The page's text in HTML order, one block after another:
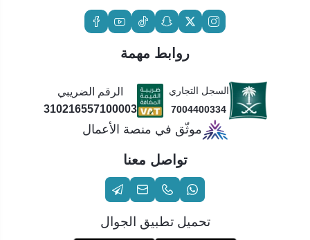
روابط مهمة
السجل التجاري
7004400334
الرقم الضريبي
310216557100003
موثّق في منصة الأعمال
تواصل معنا
تحميل تطبيق الجوال